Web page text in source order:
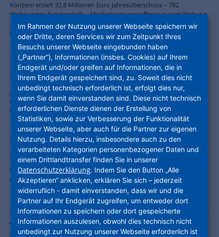
Konzern erzielt 32,8 Millionen Euro Jahresüberschuss – 792
Wohnungen fertiggestellt – Modernisierungsoffensive zeigt Wirkung
– Mehr als 120 Millionen Euro Aufträge für hessische Unternehmen –
Förderpolitik bleibt zentrale Herausforderung.
Das Warten hat ein Ende: Die neue
PolisVision ist da
„Bauturbo: Buzzword oder Beschleuniger?“ Mit dieser Titelstory
wollen wir Ihnen die neue Ausgabe unseres Kundenmagazins
PolisVision schmackhaft machen.
Interkommunaler Kooperation, tolle
Förderbilanz, Wilke-Areal
Die neue Ausgabe unseres Kundenmagazins PolisVision ist da – wie
immer mit vielen spannenden Themen aus dem Unternehmen.
NHW und EIB schließen Rahmenvertrag über
465 Millionen Euro für bezahlbaren und
Im Rahmen der Nutzung unserer Webseite speichern wir
oder Dritte, deren Services wir zum Zeitpunkt Ihres
Besuchs unserer Webseite eingebunden haben
(„Partner“), Informationen (insbes. Cookies) auf Ihrem
Endgerät und/oder greifen auf Informationen, die in
Ihrem Endgerät gespeichert sind, zu. Soweit dies nicht
unbedingt technisch erforderlich ist, erfolgt dies nur,
wenn Sie damit einverstanden sind. Diese nicht technisch
erforderlichen Dienste dienen der Erstellung von
Statistiken, sowie zur Verbesserung der Funktionalität
unserer Webseite, aber auch für die Partner zur eigenen
Nutzung. Details hierzu, insbesondere auch zu den
verarbeiteten Kategorien personenbezogener Daten und
einem Drittlandtransfer finden Sie in unserer
Datenschutzerklärung. Indem Sie den Button „Alle
Akzeptieren“ anklicken, erklären Sie sich – jederzeit
widerruflich - damit einverstanden, dass wir und die
Partner auf Ihr Endgerät zugreifen, um entweder dort
Informationen zu speichern oder dort gespeicherte
Informationen auszulesen, obwohl dies technisch nicht
unbedingt zur Nutzung unserer Webseite erforderlich ist